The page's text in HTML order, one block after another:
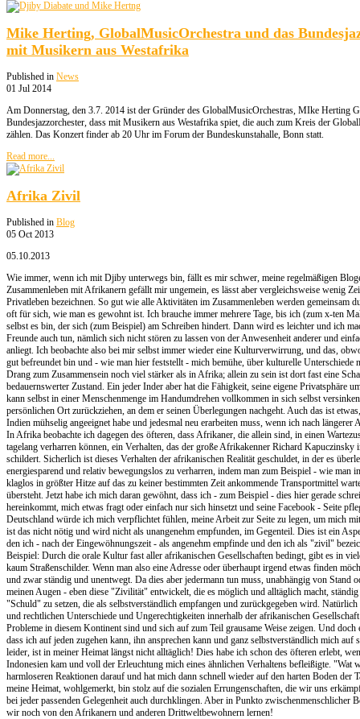
Mike Herting, GlobalMusicOrchestra und das
mit Musikern aus Westafrika
Published in News
01 Jul 2014
Am Donnerstag, den 3.7. 2014 ist der Gründer des GlobalMusicOrchestras, MIke Herting
Bundesjazzorchester, dass mit Musikern aus Westafrika spiet, die auch zum Kreis der
zählen. Das Konzert finder ab 20 Uhr im Forum der Bundeskunstahalle, Bonn statt.
Read more...
Afrika Zivil
Published in Blog
05 Oct 2013
05.10.2013
Wie immer, wenn ich mit Djiby unterwegs bin, fällt es mir schwer, meine regelmäßigen
Zusammenleben mit Afrikanern gefällt mir ungemein, es lässt aber vergleichsweise wenig
Privatleben bezeichnen. So gut wie alle Aktivitäten im Zusammenleben werden gemeinsam
oft für sich, wie man es gewohnt ist. Ich brauche immer mehrere Tage, bis ich (zum x-ten
selbst es bin, der sich (zum Beispiel) am Schreiben hindert. Dann wird es leichter und ich
Freunde auch tun, nämlich sich nicht stören zu lassen von der Anwesenheit anderer und
anliegt. Ich beobachte also bei mir selbst immer wieder eine Kulturverwirrung, und das,
gut befreundet bin und - wie man hier feststellt - mich bemühe, über kulturelle Unterschiede
Drang zum Zusammensein noch viel stärker als in Afrika; allein zu sein ist dort fast eine
bedauernswerter Zustand. Ein jeder Inder aber hat die Fähigkeit, seine eigene Privatsphäre
kann selbst in einer Menschenmenge im Handumdrehen vollkommen in sich selbst
persönlichen Ort zurückziehen, an dem er seinen Überlegungen nachgeht. Auch das ist
Indien mühselig angeeignet habe und jedesmal neu erarbeiten muss, wenn ich nach
In Afrika beobachte ich dagegen des öfteren, dass Afrikaner, die allein sind, in einen
tagelang verharren können, ein Verhalten, das der große Afrikakenner Richard Kapuczinsky
schildert. Sicherlich ist dieses Verhalten der afrikanischen Realität geschuldet, in der es
energiesparend und relativ bewegungslos zu verharren, indem man zum Beispiel - wie man
klaglos in größter Hitze auf das zu keiner bestimmten Zeit ankommende Transportmittel
übersteht. Jetzt habe ich mich daran gewöhnt, dass ich - zum Beispiel - dies hier gerade
hereinkommt, mich etwas fragt oder einfach nur sich hinsetzt und seine Facebook - Seite
Deutschland würde ich mich verpflichtet fühlen, meine Arbeit zur Seite zu legen, um mich
ist das nicht nötig und wird nicht als unangenehm empfunden, im Gegenteil. Dies ist ein
den ich - nach der Eingewöhnungszeit - als angenehm empfinde und den ich als "zivil"
Beispiel: Durch die orale Kultur fast aller afrikanischen Gesellschaften bedingt, gibt es in
kaum Straßenschilder. Wenn man also eine Adresse oder überhaupt irgend etwas finden
und zwar ständig und unentwegt. Da dies aber jedermann tun muss, unabhängig von Stand
meinen Augen - eben diese "Zivilität" entwickelt, die es möglich und alltäglich macht, ständig
"Schuld" zu setzen, die als selbstverständlich empfangen und zurückgegeben wird.
und rechtlichen Unterschiede und Ungerechtigkeiten innerhalb der afrikanischen
Probleme in diesem Kontinent sind und sich auf zum Teil grausame Weise zeigen. Und
dass ich auf jeden zugehen kann, ihn ansprechen kann und ganz selbstverständlich mich auf
leider, ist in meiner Heimat längst nicht alltäglich! Dies habe ich schon des öfteren erlebt,
Indonesien kam und voll der Erleuchtung mich eines ähnlichen Verhaltens befleißigte. "Wat
harmloseren Reaktionen darauf und hat mich dann schnell wieder auf den harten Boden der
meine Heimat, wohlgemerkt, bin stolz auf die sozialen Errungenschaften, die wir uns
bei jeder passenden Gelegenheit auch durchklingen. Aber in Punkto zwischenmenschlicher
wir noch von den Afrikanern und anderen Drittweltbewohnern lernen!